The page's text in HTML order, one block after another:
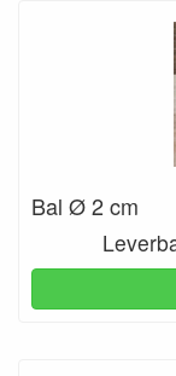
Bal Ø 2 cm